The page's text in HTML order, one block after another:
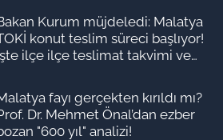
Kurum müjdeledi: Malatya
konut teslim süreci başlıyor!
ilçe ilçe teslimat takvimi ve
fayı gerçekten kırıldı mı?
Dr. Mehmet Önal’dan ezber
"600 yıl" analizi!